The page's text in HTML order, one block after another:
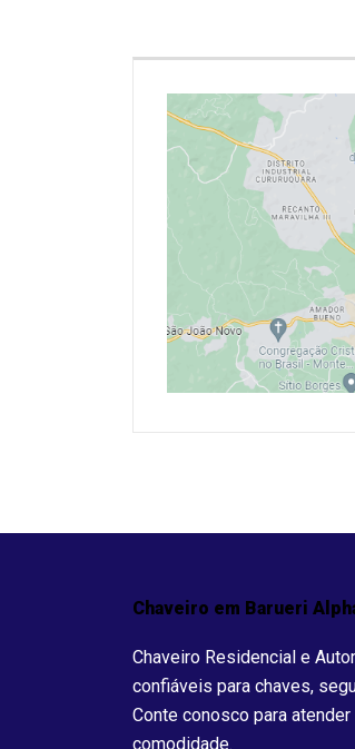
Chaveiro em Barueri
Chaveiro Residencial e
confiáveis para chaves,
Conte conosco para
comodidade.